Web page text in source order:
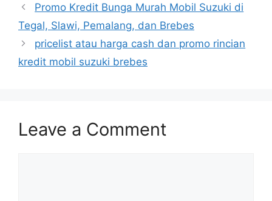
Promo Kredit Bunga Murah Mobil Suzuki di
Tegal, Slawi, Pemalang, dan Brebes
pricelist atau harga cash dan promo rincian
kredit mobil suzuki brebes
Leave a Comment